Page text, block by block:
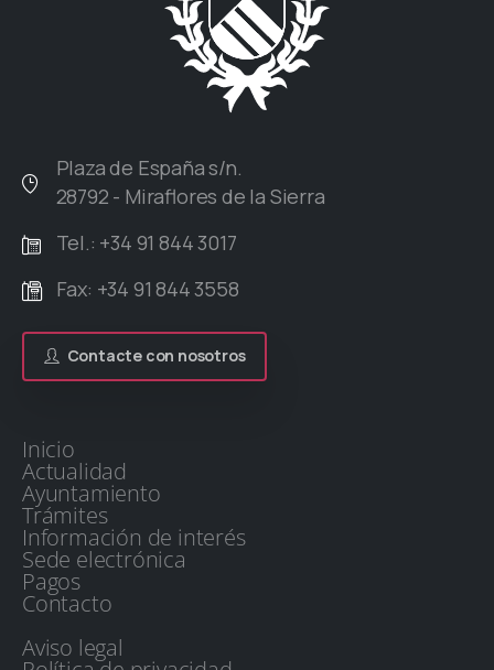
Plaza de España s/n.
28792 - Miraflores de la Sierra
Tel.: +34 91 844 3017
Fax: +34 91 844 3558
Contacte con nosotros
Inicio
Actualidad
Ayuntamiento
Trámites
Información de interés
Sede electrónica
Pagos
Contacto
Aviso legal